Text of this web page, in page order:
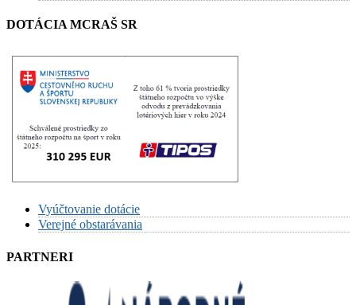
DOTÁCIA MCRAŠ SR
Vyúčtovanie dotácie
Verejné obstarávania
PARTNERI